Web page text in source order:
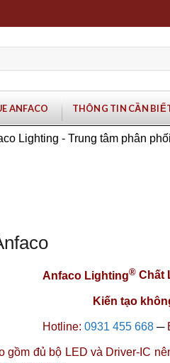
ANFACO THÔNG TIN CẦN
Lighting - Trung tâm phân
Anfaco Lighting® Chất
Kiến tạo
Hotline: 0931 455 668 ─
gồm đủ bộ LED và Driver-IC